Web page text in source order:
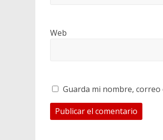
Web
Guarda mi nombre,